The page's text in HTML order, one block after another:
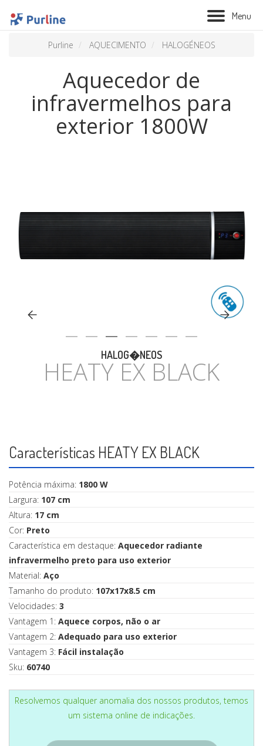
Menu
VENTILAÇÃO
TRATAMENTO AÉREO
Purline AQUECIMENTO HALOGÉNEOS
Aquecedor de
infravermelhos para
exterior 1800W
HALOG�NEOS
HEATY EX BLACK
Características HEATY EX BLACK
Potência máxima: 1800 W
Largura: 107 cm
Altura: 17 cm
Cor: Preto
Característica em destaque: Aquecedor radiante
infravermelho preto para uso exterior
Material: Aço
Tamanho do produto: 107x17x8.5 cm
Velocidades: 3
Vantagem 1: Aquece corpos, não o ar
Vantagem 2: Adequado para uso exterior
Vantagem 3: Fácil instalação
Sku: 60740
Resolvemos qualquer anomalia dos nossos produtos, temos
um sistema online de indicações.